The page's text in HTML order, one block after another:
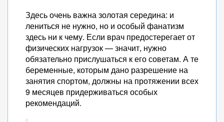
Здесь очень важна золотая середина: и
лениться не нужно, но и особый фанатизм
здесь ни к чему. Если врач предостерегает от
физических нагрузок — значит, нужно
обязательно прислушаться к его советам. А те
беременные, которым дано разрешение на
занятия спортом, должны на протяжении всех
9 месяцев придерживаться особых
рекомендаций.